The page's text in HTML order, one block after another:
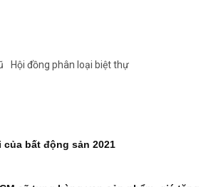
Hội đồng phân loại biệt thự
của bất động sản 2021